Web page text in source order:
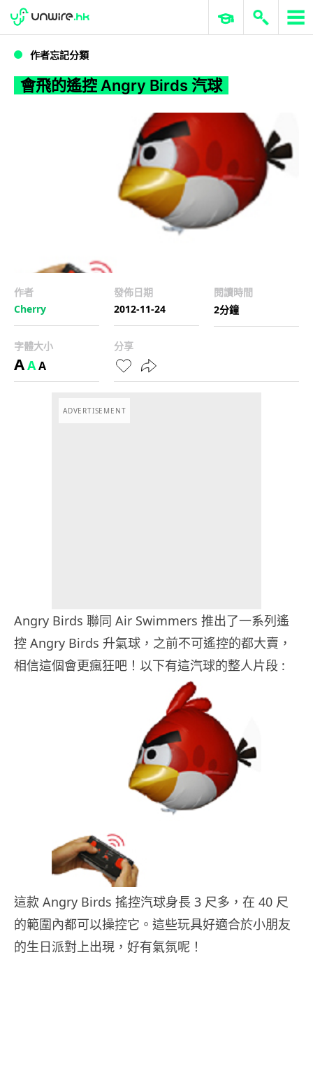
會飛的遙控 Angry Birds 汽球
WWDC 2026 ERP 與商業 AI
作者忘記分類
會飛的遙控 Angry Birds 汽球
作者
Cherry
發佈日期
2012-11-24
閱讀時間
2分鐘
字體大小
AAA
分享
ADVERTISEMENT
Angry Birds 聯同 Air Swimmers 推出了一系列遙
控 Angry Birds 升氣球，之前不可遙控的都大賣，
相信這個會更瘋狂吧！以下有這汽球的整人片段 :
這款 Angry Birds 搖控汽球身長 3 尺多，在 40 尺
的範圍內都可以操控它。這些玩具好適合於小朋友
的生日派對上出現，好有氣氛呢！